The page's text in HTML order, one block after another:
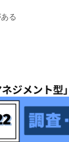
る
ジメント型